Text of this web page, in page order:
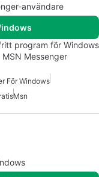
användare
program för Windows
Messenger
För Windows
Msn